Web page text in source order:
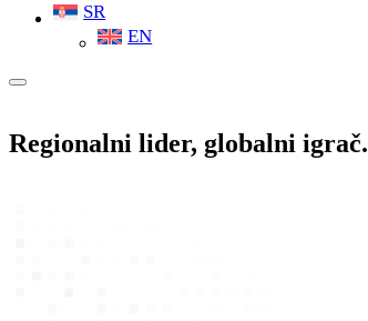
SR
EN
Regionalni lider, globalni igrač.